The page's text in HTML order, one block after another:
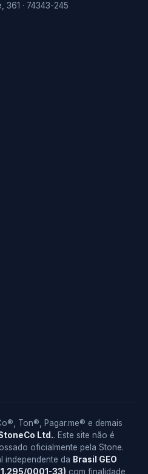
361 · 74343-245
Ton®, Pagar.me® e demais
Ltd.. Este site não é
oficialmente pela Stone.
independente da Brasil GEO
0001-33) com finalidade